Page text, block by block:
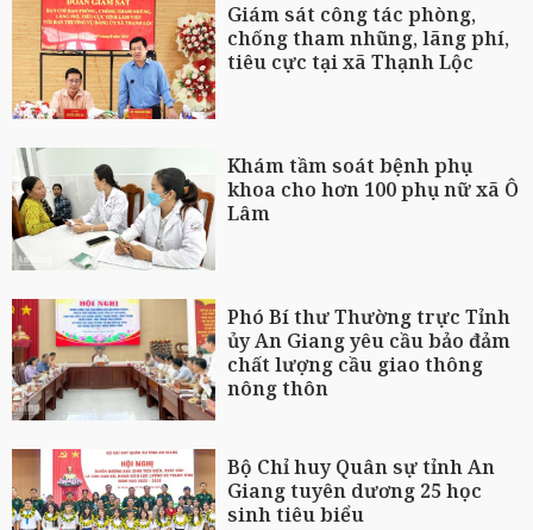
Giám sát công tác phòng,
chống tham nhũng, lãng phí,
tiêu cực tại xã Thạnh Lộc
Khám tầm soát bệnh phụ
khoa cho hơn 100 phụ nữ xã Ô
Lâm
Phó Bí thư Thường trực Tỉnh
ủy An Giang yêu cầu bảo đảm
chất lượng cầu giao thông
nông thôn
Bộ Chỉ huy Quân sự tỉnh An
Giang tuyên dương 25 học
sinh tiêu biểu